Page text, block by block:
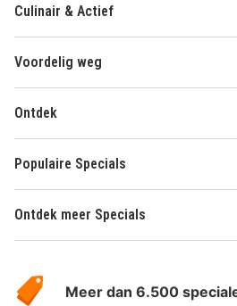
Culinair & Actief
Voordelig weg
Ontdek
Populaire Specials
Ontdek meer Specials
HotelSpecials
Meer dan 6.500